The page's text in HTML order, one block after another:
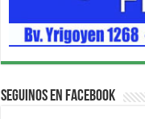
Seguinos en Facebook